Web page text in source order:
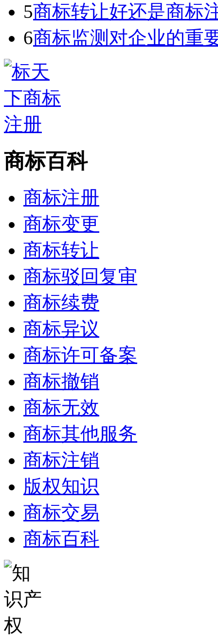
5商标转让好还是商标
6商标监测对企业的重
商标百科
商标注册
商标变更
商标转让
商标驳回复审
商标续费
商标异议
商标许可备案
商标撤销
商标无效
商标其他服务
商标注销
版权知识
商标交易
商标百科